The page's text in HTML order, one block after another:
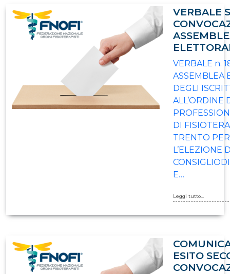
VERBALE
VERBALE n.
ASSEMBLEA
DEGLI
ALL’ORDINE
DI
TRENTO PER
L’ELEZIONE
E…
Leggi tutto...
ESITO